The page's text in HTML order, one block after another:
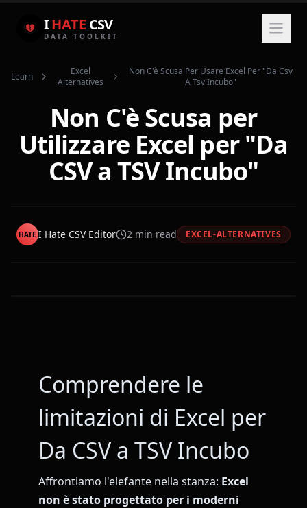
IHATE CSV
DATA TOOLKIT
Learn
Excel
Alternatives
Non C'è Scusa Per Usare Excel Per "da Csv
A Tsv Incubo"
Non C'è Scusa per
Utilizzare Excel per "Da
CSV a TSV Incubo"
HATE I Hate CSV Editor 2 min read EXCEL-ALTERNATIVES
Comprendere le
limitazioni di Excel per
Da CSV a TSV Incubo
Affrontiamo l'elefante nella stanza: Excel
non è stato progettato per i moderni